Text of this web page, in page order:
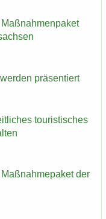
prä­sen­tiert
tou­ris­ti­sches
der